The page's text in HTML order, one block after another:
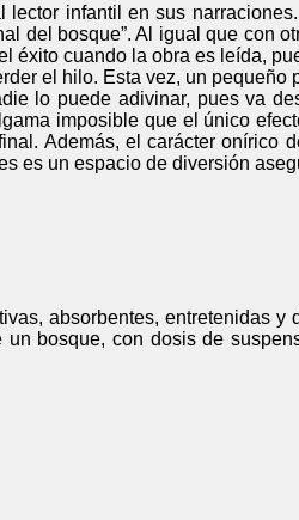
infantil en sus
del bosque”. Al igual que con
éxito cuando la obra es leída,
el hilo. Esta vez, un pequeño
lo puede adivinar, pues va
imposible que el único
Además, el carácter onírico
es un espacio de diversión
absorbentes, entretenidas y
bosque, con dosis de